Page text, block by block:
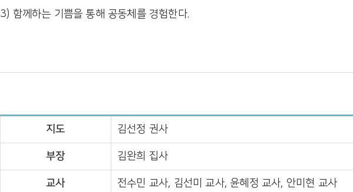
3) 함께하는 기쁨을 통해 공동체를 경험한다.
지도 김선정 권사
부장 김완희 집사
교사 전수민 교사, 김선미 교사, 윤혜정 교사, 안미현 교사